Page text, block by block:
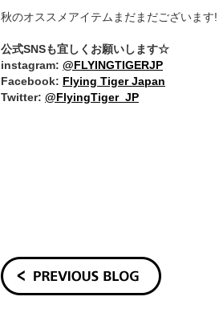
秋のオススメアイテムまだまだございま
公式SNSも宜しくお願いします☆
instagram: @FLYINGTIGERJP
Facebook: Flying Tiger Japan
Twitter: @FlyingTiger_JP